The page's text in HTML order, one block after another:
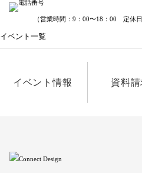
（営業時間：9：00〜18：00 定休日
イベント一覧
イベント情報 資料請